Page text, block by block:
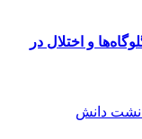
و اختلال در